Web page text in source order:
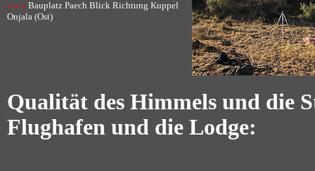
» » » Bauplatz Paech Blick Richtung Kuppel
Onjala (Ost)
Qualität des Himmels und die
Flughafen und die Lodge: